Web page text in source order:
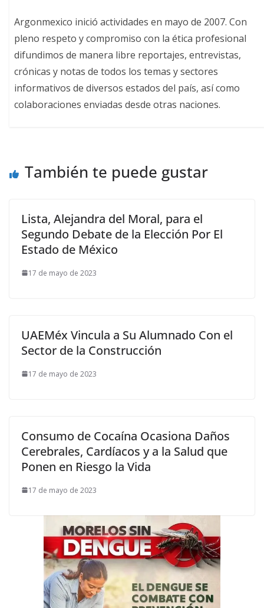
Argonmexico inició actividades en mayo de 2007. Con
pleno respeto y compromiso con la ética profesional
difundimos de manera libre reportajes, entrevistas,
crónicas y notas de todos los temas y sectores
informativos de diversos estados del país, así como
colaboraciones enviadas desde otras naciones.
También te puede gustar
Lista, Alejandra del Moral, para el
Segundo Debate de la Elección Por El
Estado de México
17 de mayo de 2023
UAEMéx Vincula a Su Alumnado Con el
Sector de la Construcción
17 de mayo de 2023
Consumo de Cocaína Ocasiona Daños
Cerebrales, Cardíacos y a la Salud que
Ponen en Riesgo la Vida
17 de mayo de 2023